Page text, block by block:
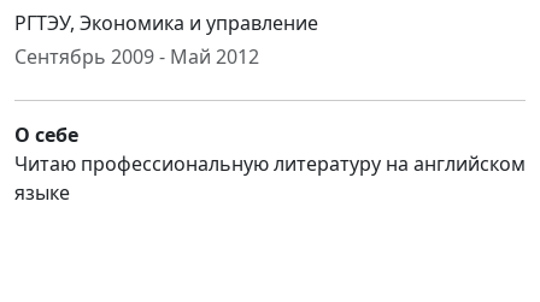
РГТЭУ, Экономика и управление
Сентябрь 2009 - Май 2012
О себе
Читаю профессиональную литературу на английском
языке